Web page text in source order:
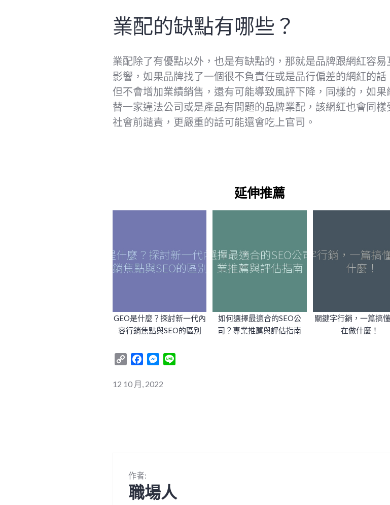
業配的缺點有哪些？
業配除了有優點以外，也是有缺點的，那就是品牌跟網紅容易
影響，如果品牌找了一個很不負責任或是品行偏差的網紅的話
但不會增加業績銷售，還有可能導致風評下降，同樣的，如果
替一家違法公司或是產品有問題的品牌業配，該網紅也會同樣
社會前譴責，更嚴重的話可能還會吃上官司。
延伸推薦
GEO是什麼？探討新一代內
容行銷焦點與SEO的區別
如何選擇最適合的SEO公
司？專業推薦與評估指南
關鍵字行銷，一篇搞
在做什麼！
Copy
FacebookMessenger
12 10 月, 2022
作者:
職場人